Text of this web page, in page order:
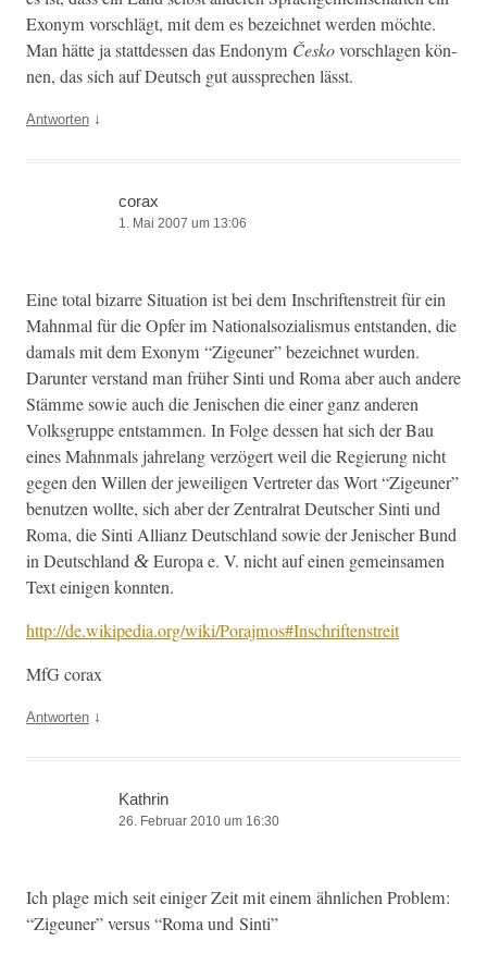
Exonym vorschlägt, mit dem es beze­ich­net wer­den möchte.
Man hätte ja stattdessen das Endonym Českovorschla­gen kön­
nen, das sich auf Deutsch gut aussprechen lässt.
Antworten ↓
corax
1. Mai 2007 um 13:06
Eine total bizarre Sit­u­a­tion ist bei dem Inschriften­stre­it für ein
Mah­n­mal für die Opfer im Nation­al­sozial­is­mus ent­standen, die
damals mit dem Exonym “Zige­uner” beze­ich­net wur­den.
Darunter ver­stand man früher Sin­ti und Roma aber auch andere
Stämme sowie auch die Jenis­chen die ein­er ganz anderen
Volks­gruppe entstam­men. In Folge dessen hat sich der Bau
eines Mah­n­mals jahre­lang verzögert weil die Regierung nicht
gegen den Willen der jew­eili­gen Vertreter das Wort “Zige­uner”
benutzen wollte, sich aber der Zen­tral­rat Deutsch­er Sin­ti und
Roma, die Sin­ti Allianz Deutsch­land sowie der Jenis­ch­er Bund
in Deutsch­land & Europa e. V. nicht auf einen gemein­samen
Text eini­gen konnten.
http://de.wikipedia.org/wiki/Porajmos#Inschriftenstreit
MfG corax
Antworten ↓
Kathrin
26. Februar 2010 um 16:30
Ich plage mich seit einiger Zeit mit einem ähn­lichen Prob­lem:
“Zige­uner” ver­sus “Roma und Sinti”